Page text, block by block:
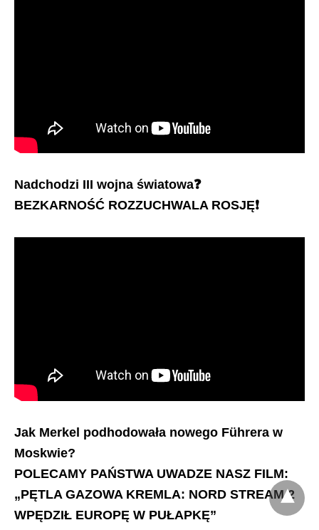
Nadchodzi III wojna światowa❓
BEZKARNOŚĆ ROZZUCHWALA ROSJĘ❗️
Jak Merkel podhodowała nowego Führera w
Moskwie?
POLECAMY PAŃSTWA UWADZE NASZ FILM:
„PĘTLA GAZOWA KREMLA: NORD STREAM 2
WPĘDZIŁ EUROPĘ W PUŁAPKĘ”